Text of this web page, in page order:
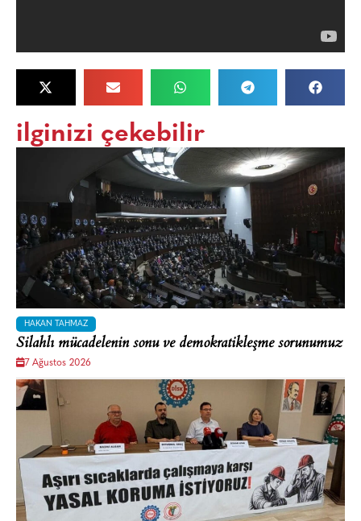
ilginizi çekebilir
HAKAN TAHMAZ
Silahlı mücadelenin sonu ve demokratikleşme sorunumuz
7 Ağustos 2026